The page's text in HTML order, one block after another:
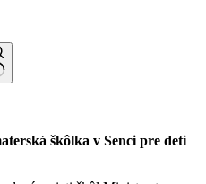
škôlka v Senci pre deti